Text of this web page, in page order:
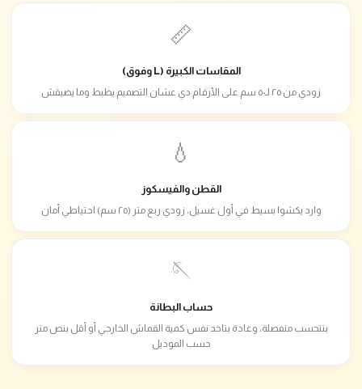
📏
المقاسات الكبيرة (L وفوق)
زودي من ٢٥ لـ٥٠ سم على الأرقام دي عشان التصميم يظبط وما يضيقش
💧
القطن والفيسكوز
وارد يكشوا بسيط في أول غسيل، زودي ربع متر (٢٥ سم) احتياطي أمان
🪡
حساب البطانة
بتتحسب منفصلة، وعادة بتاخد نفس كمية القماش الخارجي أو أقل بنص متر
حسب الموديل